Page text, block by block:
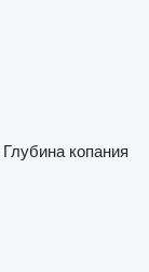
Глубина копания